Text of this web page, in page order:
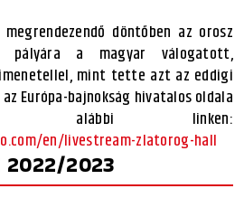
döntőben az orosz
a magyar válogatott,
mint tette azt az eddigi
Európa-bajnokság hivatalos oldala
alábbi linken:
en/livestream-zlatorog-hall
2022/2023